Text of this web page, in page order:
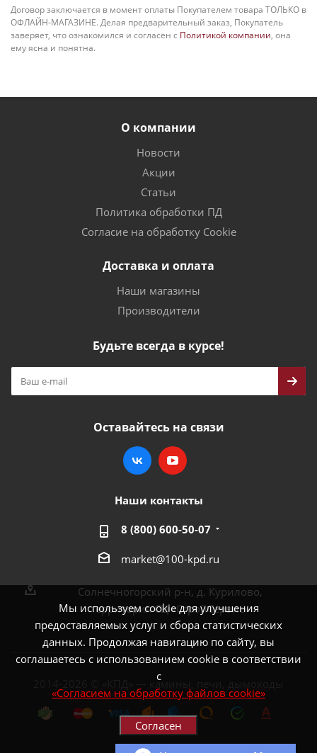
Мы используем cookie для улучшения
предоставляемых услуг и сбора статистических
данных. Продолжая навигацию по сайту, вы
соглашаетесь с использованием cookie в соответствии
с
«Согласием на обработку файлов cookie»
Согласен
Договор заключается в момент оплаты Покупателем товара ТОЛЬКО в
ОФЛАЙН-МАГАЗИНЕ. Делая предварительный заказ, Покупатель
заверяет, что ознакомился и согласен с Политикой компании, она
ему ясна и понятна.
О компании
Новости
Акции
Статьи
Политика обработки ПД
Согласие на обработку Cookie
Доставка и оплата
Наши магазины
Производители
Будьте всегда в курсе!
Оставайтесь на связи
Наши контакты
8 (800) 600-50-07
market@100-kpd.ru
Солнечногорский р-н, д. Курилово,
территория СЦ «СтройСервис»
2014-2026 © «КПД» — камины, печи, дымоходы